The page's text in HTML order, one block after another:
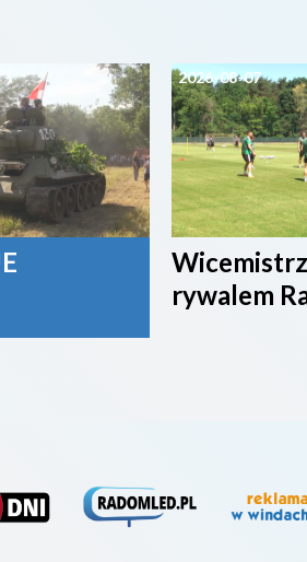
2026-08-07
rywalem